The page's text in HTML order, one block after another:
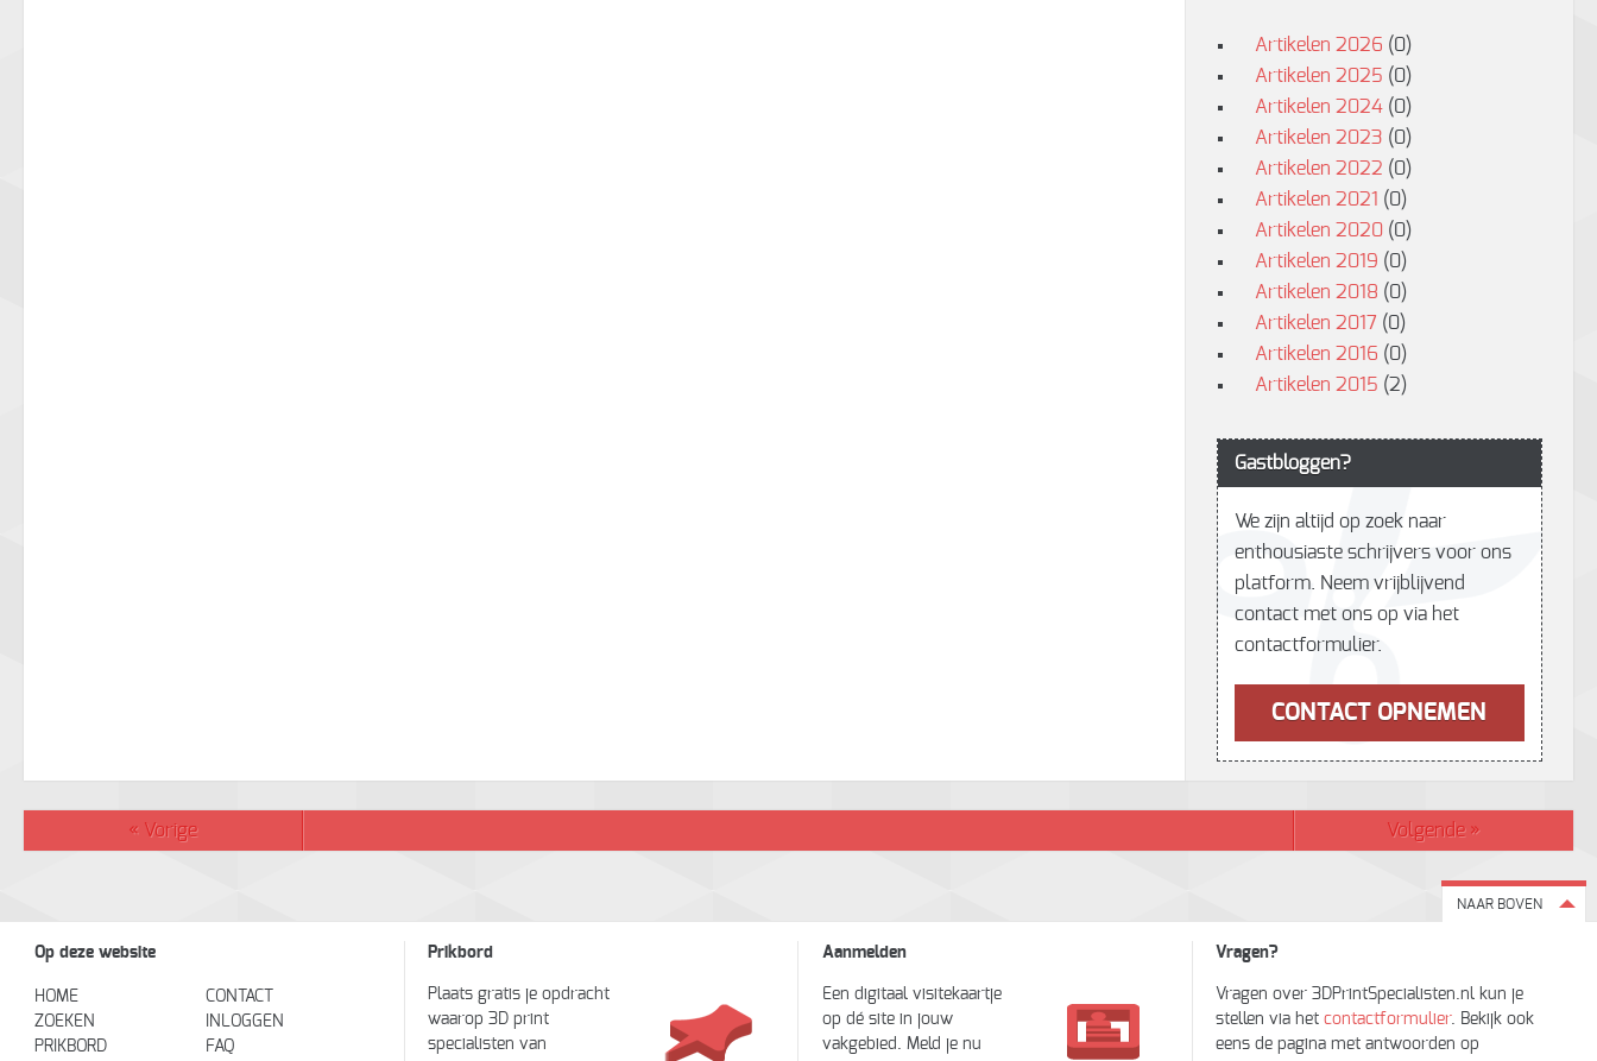
Artikelen 2026 (0)
Artikelen 2025 (0)
Artikelen 2024(0)
Artikelen 2023 (0)
Artikelen 2022 (0)
Artikelen 2021 (0)
Artikelen 2020(0)
Artikelen 2019 (0)
Artikelen 2018 (0)
Artikelen 2017 (0)
Artikelen 2016 (0)
Artikelen 2015 (2)
Gastbloggen?
We zijn altijd op zoek naar
enthousiaste schrijvers voor ons
platform. Neem vrijblijvend
contact met ons op via het
contactformulier.
CONTACT OPNEMEN
« Vorige Volgende»
NAAR BOVEN
Op deze website
HOME
CONTACT
ZOEKEN
INLOGGEN
PRIKBORD
FAQ
Prikbord
Plaats gratis je opdracht
waarop 3D print
specialisten van
Aanmelden
Een digitaal visitekaartje
op dé site in jouw
vakgebied. Meld je nu
Vragen?
Vragen over 3DPrintSpecialisten.nl kun je
stellen via hetcontactformulier. Bekijk ook
eens de pagina met antwoorden op